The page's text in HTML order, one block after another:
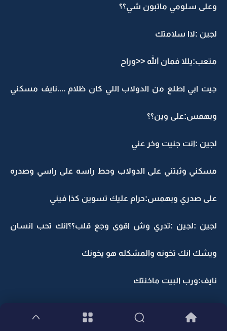
وعلى سلومي ماتبون شي؟؟
لجين :لاا سلامتك
متعب:يللا فمان الله <<وراح
جيت ابي اطلع من الدولاب اللي كان ظلام ....نايف مسكني
وبهمس:على وين؟؟
لجين :انت جنيت وخر عني
مسكني وثبتني على الدولاب وحط راسه على راسي وصدره
على صدري وبهمس:حرام عليك تسوين كذا فيني
لجين :لجين :تدري وش اقوى وجع قلب؟؟انك تحب انسان
ويشك انك تخونه والمشكله هو يخونك
نايف:ورب البيت ماخنتك